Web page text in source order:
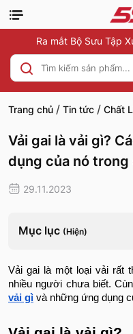
Ra mắt Bộ Sưu Tập
Trang chủ / Tin tức / Chất
Vải gai là vải gì?
dụng của nó trong
29.11.2023
Mục lục (Hiện)
Vải gai là một loại vải rất
nhiều người chưa biết.
vải gì và những ứng dụng